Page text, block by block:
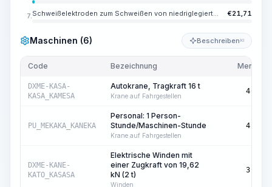
7. Schweißelektroden zum Schweißen von niedriglegierten und kohlenstoffhaltigen Stählen UONI 13/45, E42A, Durchmesser 4-5 mm €21,71
Maschinen (6) Beschreiben KI
Code Bezeichnung Menge
DXME-KASA-
KASA_KAMESA
Autokrane, Tragkraft 16 t
Krane auf Fahrgestellen
4,75
PU_MEKAKA_KANEKA
Personal: 1 Person-
Stunde/Maschinen-Stunde
Krane auf Fahrgestellen
4,75
DXME-KANE-
KATO_KASASA
Elektrische Winden mit
einer Zugkraft von 19,62
kN (2 t)
Winden
3,50